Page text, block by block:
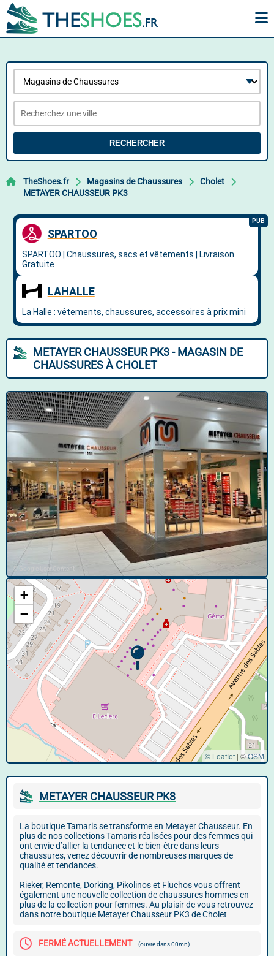
RECHERCHER
TheShoes.fr Magasins de Chaussures
Cholet
METAYER CHAUSSEUR PK3
METAYER CHAUSSEUR PK3 - MAGASIN DE
CHAUSSURES À CHOLET
© Google User Content
+
−
© Leaflet | ©OSM
METAYER CHAUSSEUR PK3
La boutique Tamaris se transforme en Metayer Chausseur. En
plus de nos collections Tamaris réalisées pour des femmes qui
ont envie d’allier la tendance et le bien-être dans leurs
chaussures, venez découvrir de nombreuses marques de
qualité et tendances.
Rieker, Remonte, Dorking, Pikolinos et Fluchos vous offrent
également une nouvelle collection de chaussures hommes en
plus de la collection pour femmes. Au plaisir de vous retrouvez
dans notre boutique Metayer Chausseur PK3 de Cholet
FERMÉ ACTUELLEMENT (ouvre dans 00mn)